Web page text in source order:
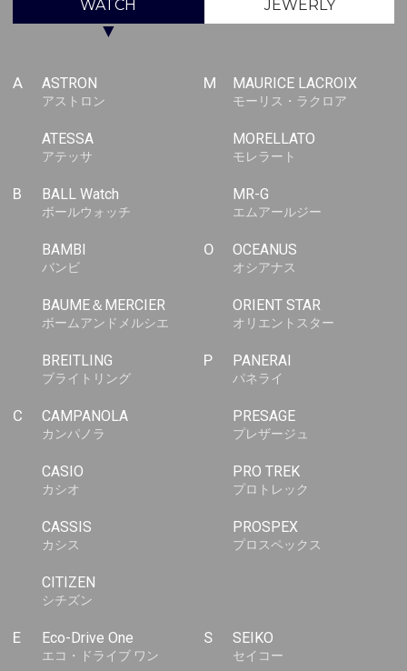
WATCH JEWERLY
▼
A ASTRON
アストロン
ATESSA
アテッサ
B BALL Watch
ボールウォッチ
BAMBI
バンビ
BAUME＆MERCIER
ボームアンドメルシエ
BREITLING
ブライトリング
C CAMPANOLA
カンパノラ
CASIO
カシオ
CASSIS
カシス
CITIZEN
シチズン
E Eco-Drive One
エコ・ドライブ ワン
M MAURICE LACROIX
モーリス・ラクロア
MORELLATO
モレラート
MR-G
エムアールジー
O OCEANUS
オシアナス
ORIENT STAR
オリエントスター
P PANERAI
パネライ
PRESAGE
プレザージュ
PRO TREK
プロトレック
PROSPEX
プロスペックス
S SEIKO
セイコー